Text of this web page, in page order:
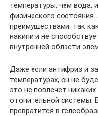
температуры, чем вода,
физического
преимуществами, так
накипи и не
внутренней области
Даже если антифриз и
температурах, он не
это не повлечет
отопительной системы.
превратится в